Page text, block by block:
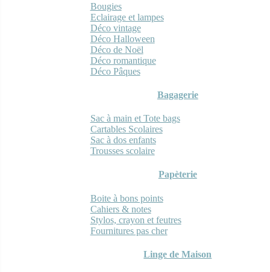
Bougies
Eclairage et lampes
Déco vintage
Déco Halloween
Déco de Noël
Déco romantique
Déco Pâques
Bagagerie
Sac à main et Tote bags
Cartables Scolaires
Sac à dos enfants
Trousses scolaire
Papèterie
Boite à bons points
Cahiers & notes
Stylos, crayon et feutres
Fournitures pas cher
Linge de Maison